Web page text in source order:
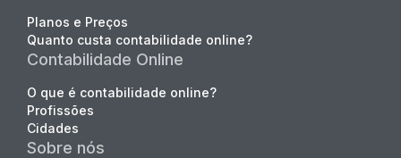
Planos e Preços
Quanto custa contabilidade online?
Contabilidade Online
O que é contabilidade online?
Profissões
Cidades
Sobre nós